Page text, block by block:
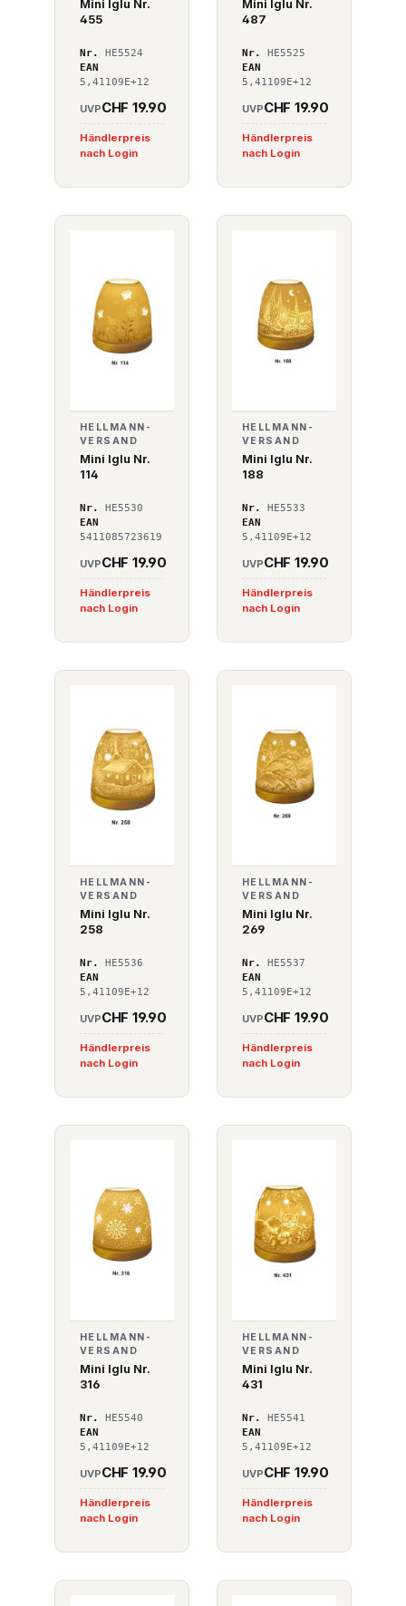
Mini Iglu Nr.
455
Nr.
HE5524
EAN
5,41109E+12
UVPCHF 19.90
Händlerpreis
nach Login
Mini Iglu Nr.
487
Nr.
HE5525
EAN
5,41109E+12
UVPCHF 19.90
Händlerpreis
nach Login
HELLMANN-
VERSAND
Mini Iglu Nr.
114
Nr.
HE5530
EAN
5411085723619
UVPCHF 19.90
Händlerpreis
nach Login
HELLMANN-
VERSAND
Mini Iglu Nr.
188
Nr.
HE5533
EAN
5,41109E+12
UVPCHF 19.90
Händlerpreis
nach Login
HELLMANN-
VERSAND
Mini Iglu Nr.
258
Nr.
HE5536
EAN
5,41109E+12
UVPCHF 19.90
Händlerpreis
nach Login
HELLMANN-
VERSAND
Mini Iglu Nr.
269
Nr.
HE5537
EAN
5,41109E+12
UVPCHF 19.90
Händlerpreis
nach Login
HELLMANN-
VERSAND
Mini Iglu Nr.
316
Nr.
HE5540
EAN
5,41109E+12
UVPCHF 19.90
Händlerpreis
nach Login
HELLMANN-
VERSAND
Mini Iglu Nr.
431
Nr.
HE5541
EAN
5,41109E+12
UVPCHF 19.90
Händlerpreis
nach Login